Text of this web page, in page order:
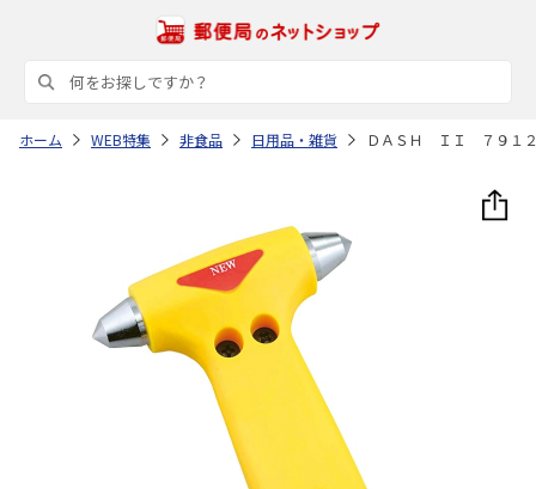
ホーム WEB特集 非食品 日用品・雑貨 ＤＡＳＨ ＩＩ ７９１